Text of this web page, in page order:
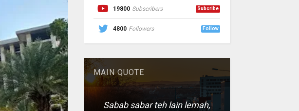
19800 Subscribers Subcribe
4800 Followers Follow
MAIN QUOTE
Sabab sabar teh lain lemah,